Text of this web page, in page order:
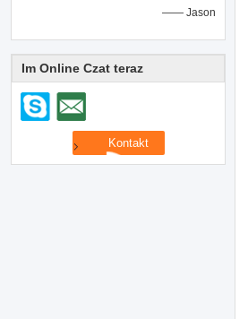
—— Jason
Im Online Czat teraz